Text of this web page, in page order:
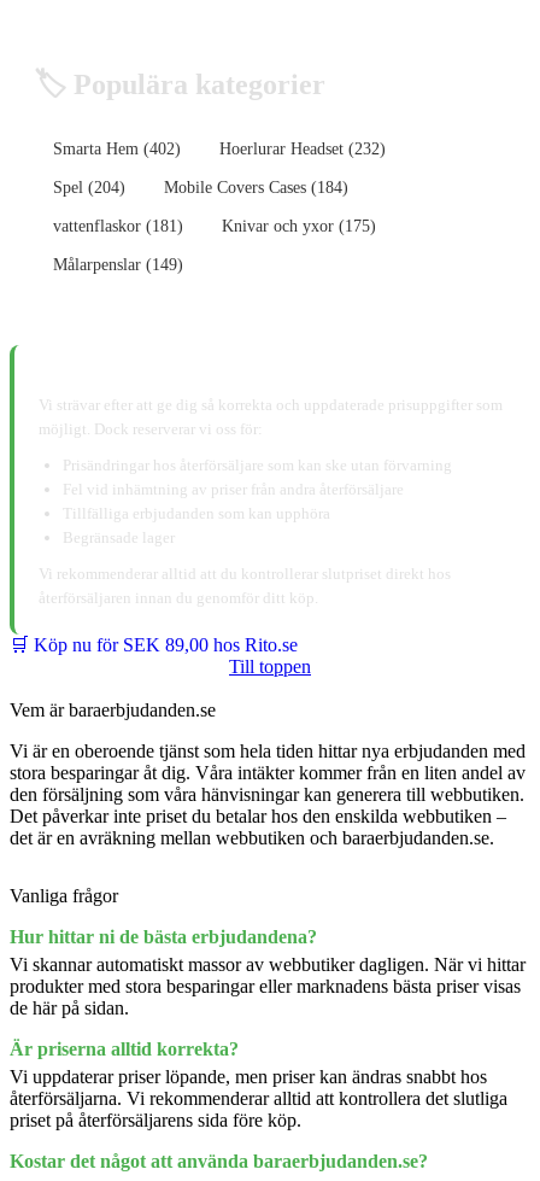
🏷️ Populära kategorier
Smarta Hem (402) Hoerlurar Headset (232)
Spel (204) Mobile Covers Cases (184)
vattenflaskor (181) Knivar och yxor (175)
Målarpenslar (149)
Vi strävar efter att ge dig så korrekta och uppdaterade prisuppgifter som
möjligt. Dock reserverar vi oss för:
Prisändringar hos återförsäljare som kan ske utan förvarning
Fel vid inhämtning av priser från andra återförsäljare
Tillfälliga erbjudanden som kan upphöra
Begränsade lager
Vi rekommenderar alltid att du kontrollerar slutpriset direkt hos
återförsäljaren innan du genomför ditt köp.
🛒 Köp nu för SEK 89,00 hos Rito.se
Till toppen
Vem är baraerbjudanden.se
Vi är en oberoende tjänst som hela tiden hittar nya erbjudanden med
stora besparingar åt dig. Våra intäkter kommer från en liten andel av
den försäljning som våra hänvisningar kan generera till webbutiken.
Det påverkar inte priset du betalar hos den enskilda webbutiken –
det är en avräkning mellan webbutiken och baraerbjudanden.se.
Vanliga frågor
Hur hittar ni de bästa erbjudandena?
Vi skannar automatiskt massor av webbutiker dagligen. När vi hittar
produkter med stora besparingar eller marknadens bästa priser visas
de här på sidan.
Är priserna alltid korrekta?
Vi uppdaterar priser löpande, men priser kan ändras snabbt hos
återförsäljarna. Vi rekommenderar alltid att kontrollera det slutliga
priset på återförsäljarens sida före köp.
Kostar det något att använda baraerbjudanden.se?